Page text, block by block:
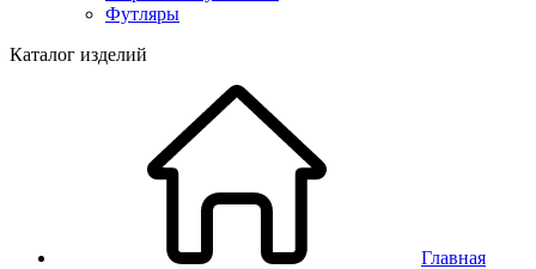
Футляры
Каталог изделий
Главная